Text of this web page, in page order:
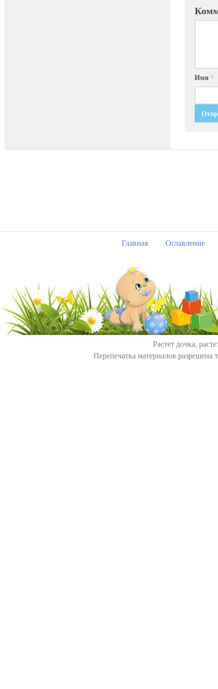
Имя *
Главная Оглавление
Растет дочка,
Перепечатка материалов разрешена